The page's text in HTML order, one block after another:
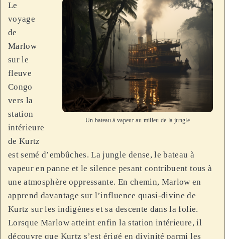
Un bateau à vapeur au milieu de la jungle
Le
voyage
de
Marlow
sur le
fleuve
Congo
vers la
station
intérieure
de Kurtz
est semé d’embûches. La jungle dense, le bateau à
vapeur en panne et le silence pesant contribuent tous à
une atmosphère oppressante. En chemin, Marlow en
apprend davantage sur l’influence quasi-divine de
Kurtz sur les indigènes et sa descente dans la folie.
Lorsque Marlow atteint enfin la station intérieure, il
découvre que Kurtz s’est érigé en divinité parmi les